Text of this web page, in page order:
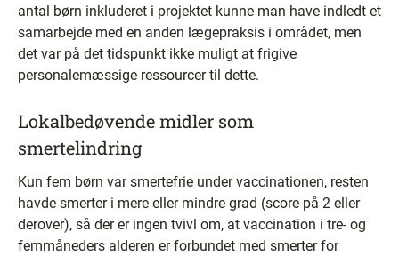
antal børn inkluderet i projektet kunne man have indledt et
samarbejde med en anden lægepraksis i området, men
det var på det tidspunkt ikke muligt at frigive
personalemæssige ressourcer til dette.
Lokalbedøvende midler som
smertelindring
Kun fem børn var smertefrie under vaccinationen, resten
havde smerter i mere eller mindre grad (score på 2 eller
derover), så der er ingen tvivl om, at vaccination i tre- og
femmåneders alderen er forbundet med smerter for